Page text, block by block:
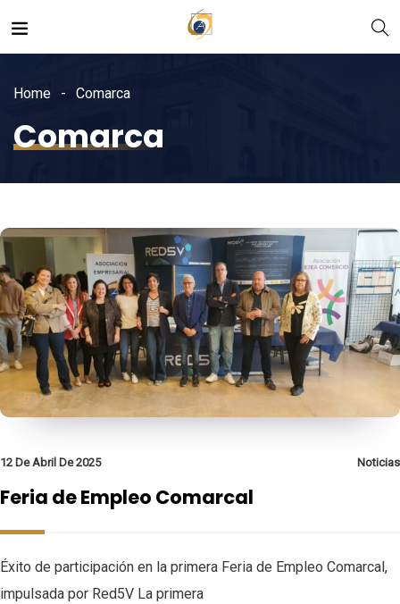
Home Comarca
Comarca
12 De Abril De 2025 Noticias
Feria de Empleo Comarcal
Éxito de participación en la primera Feria de Empleo Comarcal,
impulsada por Red5V La primera